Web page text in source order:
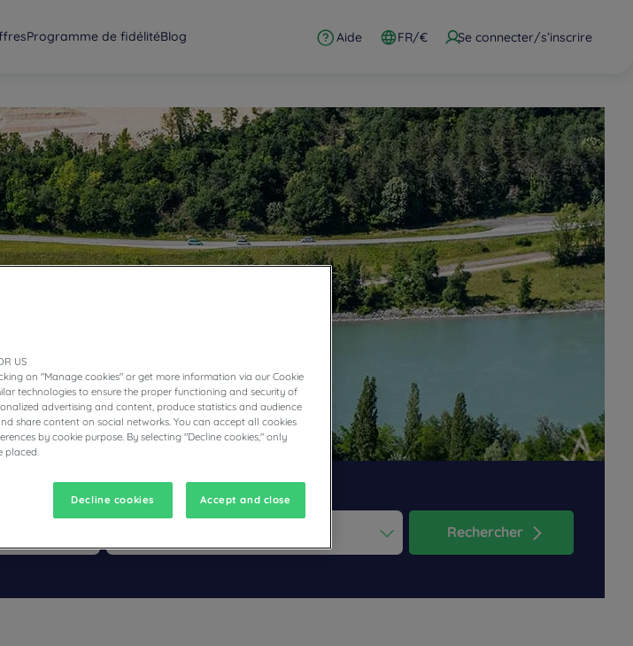
Programme de fidélitéBlog Aide FR/€ Se connecter/s’inscrire
CAMPANILE
Rechercher
US
on "Manage cookies" or get more information via our Cookie
technologies to ensure the proper functioning and security of
advertising and content, produce statistics and audience
share content on social networks. You can accept all cookies
by cookie purpose. By selecting "Decline cookies," only
placed.
Decline cookies Accept and close